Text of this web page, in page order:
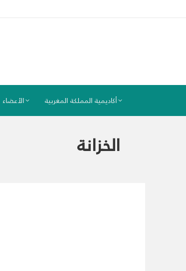
أكاديمية المملكة المغربية الأعضاء
الخزانة